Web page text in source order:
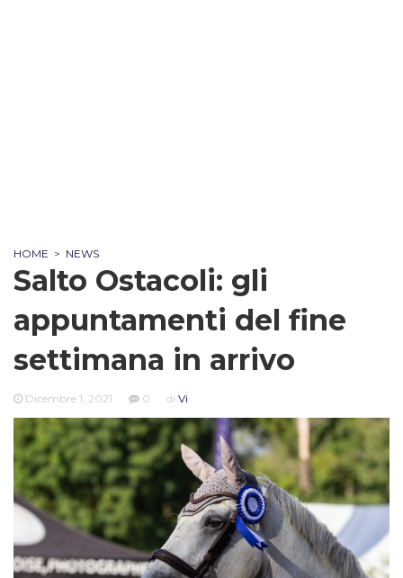
HOME > NEWS
Salto Ostacoli: gli
appuntamenti del fine
settimana in arrivo
Dicembre 1, 2021 0 di Vi